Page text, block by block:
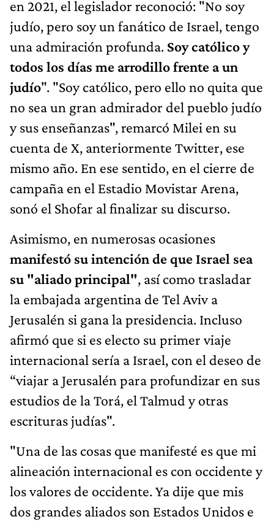
en 2021, el legislador reconoció: "No soy
judío, pero soy un fanático de Israel, tengo
una admiración profunda. Soy católico y
todos los días me arrodillo frente a un
judío". "Soy católico, pero ello no quita que
no sea un gran admirador del pueblo judío
y sus enseñanzas", remarcó Milei en su
cuenta de X, anteriormente Twitter, ese
mismo año. En ese sentido, en el cierre de
campaña en el Estadio Movistar Arena,
sonó el Shofar al finalizar su discurso.
Asimismo, en numerosas ocasiones
manifestó su intención de que Israel sea
su "aliado principal", así como trasladar
la embajada argentina de Tel Aviv a
Jerusalén si gana la presidencia. Incluso
afirmó que si es electo su primer viaje
internacional sería a Israel, con el deseo de
“viajar a Jerusalén para profundizar en sus
estudios de la Torá, el Talmud y otras
escrituras judías".
"Una de las cosas que manifesté es que mi
alineación internacional es con occidente y
los valores de occidente. Ya dije que mis
dos grandes aliados son Estados Unidos e